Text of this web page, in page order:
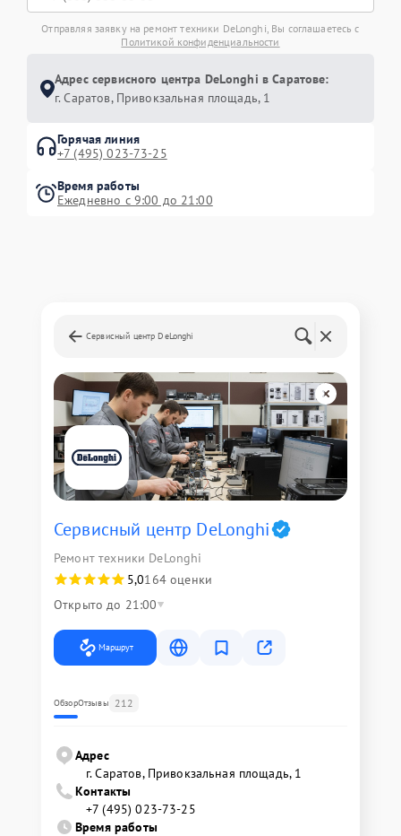
Отправляя заявку на ремонт техники DeLonghi, Вы соглашаетесь с
Политикой конфиденциальности
Адрес сервисного центра DeLonghi в Саратове:
г. Саратов, Привокзальная площадь, 1
Горячая линия
+7 (495) 023-73-25
Время работы
Ежедневно с 9:00 до 21:00
Сервисный центр DeLonghi
Сервисный центр DeLonghi
Ремонт техники DeLonghi
5,0164 оценки
Открыто до 21:00
Маршрут
ОбзорОтзывы 212
Адрес
г. Саратов, Привокзальная площадь, 1
Контакты
+7 (495) 023-73-25
Время работы